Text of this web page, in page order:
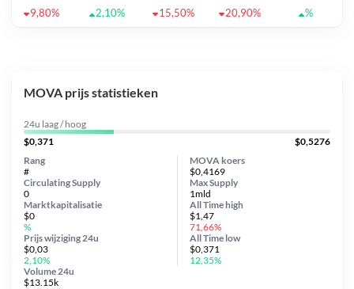
9,80%
2,10% 15,50% 20,90% %
MOVA prijs statistieken
24u laag / hoog
$0,371
$0,5276
MOVA koers
$0,4169
Circulating Supply
0
Prijs wijziging 24u
$0,03
2,10%
Max Supply
1mld
Marktkapitalisatie
$0
%
Volume 24u
$13.15k
Rang
#
All Timehigh
$1,47
71,66%
All Time low
$0,371
12,35%